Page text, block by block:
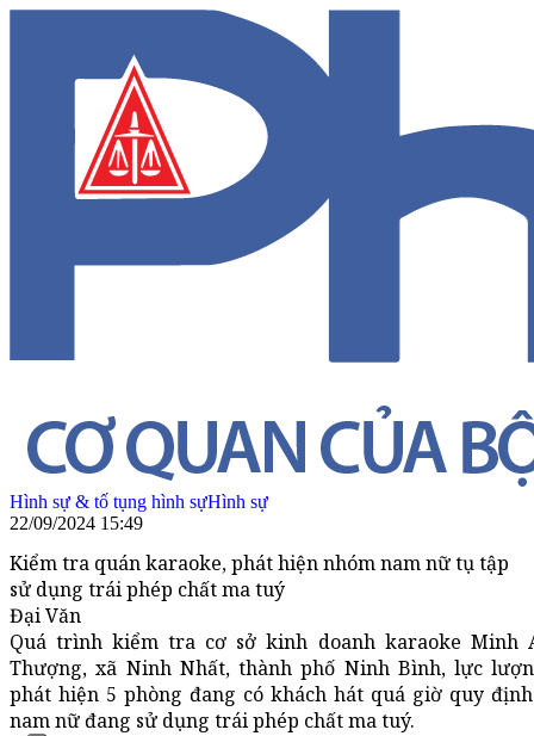
Hình sự & tố tụng hình sựHình sự
22/09/2024 15:49
Kiểm tra quán karaoke, phát hiện nhóm nam nữ tụ tập
sử dụng trái phép chất ma tuý
Đại Văn
Quá trình kiểm tra cơ sở kinh doanh karaoke Minh
Thượng, xã Ninh Nhất, thành phố Ninh Bình, lực
phát hiện 5 phòng đang có khách hát quá giờ quy
nam nữ đang sử dụng trái phép chất ma tuý.